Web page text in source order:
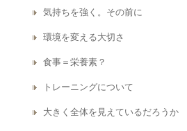
気持ちを強く。その前に
環境を変える大切さ
食事＝栄養素？
トレーニングについて
大きく全体を見えているだろうか